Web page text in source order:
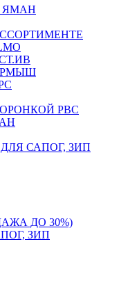
ЯМАН
РВС
САПОГ, ЗИП
ДО 30%)
ЗИП